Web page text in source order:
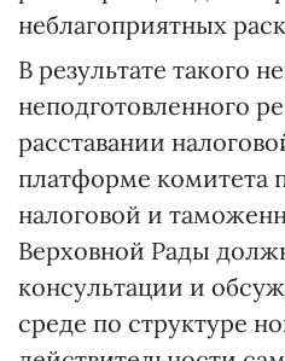
неблагоприятных
В результате такого
неподготовленного
расставании
платформе комитета
налоговой и
Верховной Рады
консультации и
среде по структуре